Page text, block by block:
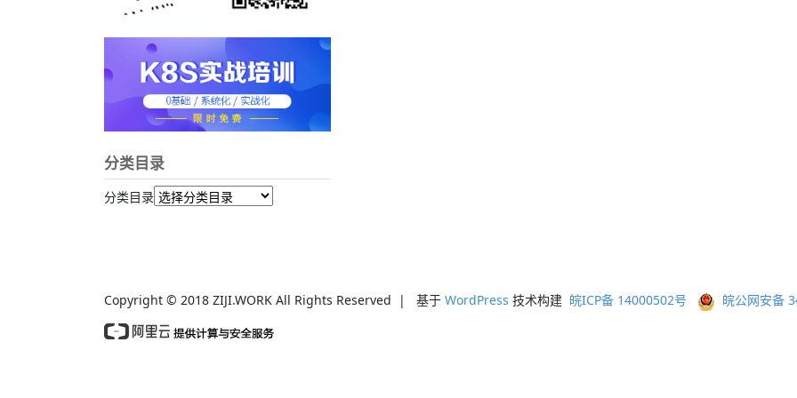
分类目录
分类目录
Copyright © 2018 ZIJI.WORK All Rights Reserved | 基于 WordPress 技术构建 皖ICP备 14000502号 皖公网安备